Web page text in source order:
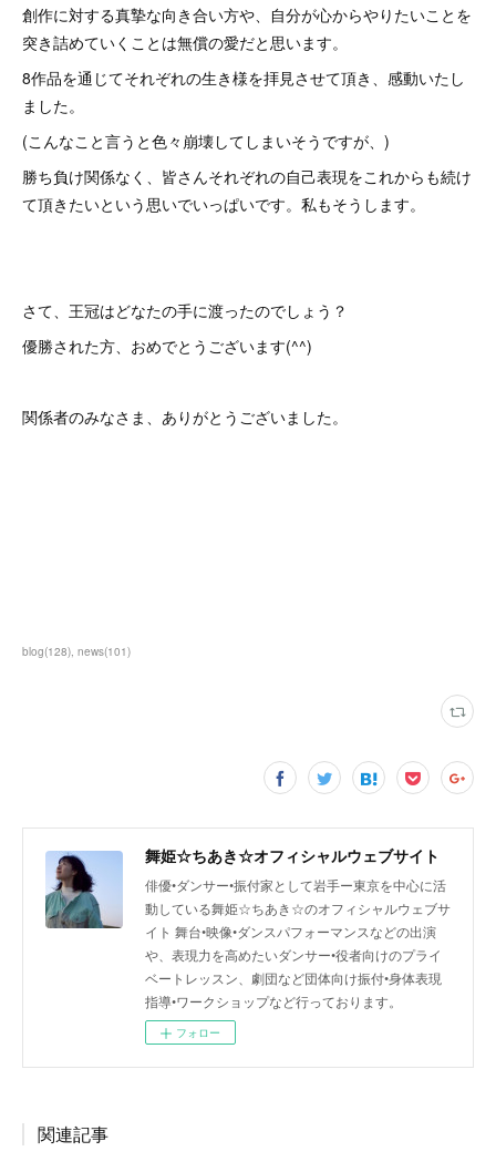
創作に対する真摯な向き合い方や、自分が心からやりたいことを
突き詰めていくことは無償の愛だと思います。
8作品を通じてそれぞれの生き様を拝見させて頂き、感動いたし
ました。
(こんなこと言うと色々崩壊してしまいそうですが、)
勝ち負け関係なく、皆さんそれぞれの自己表現をこれからも続け
て頂きたいという思いでいっぱいです。私もそうします。
さて、王冠はどなたの手に渡ったのでしょう？
優勝された方、おめでとうございます(^^)
関係者のみなさま、ありがとうございました。
blog(128) news(101)
舞姫☆ちあき☆オフィシャルウェブサイト
俳優•ダンサー•振付家として岩手ー東京を中心に活
動している舞姫☆ちあき☆のオフィシャルウェブサ
イト 舞台•映像•ダンスパフォーマンスなどの出演
や、表現力を高めたいダンサー•役者向けのプライ
ベートレッスン、劇団など団体向け振付•身体表現
指導•ワークショップなど行っております。
フォロー
関連記事